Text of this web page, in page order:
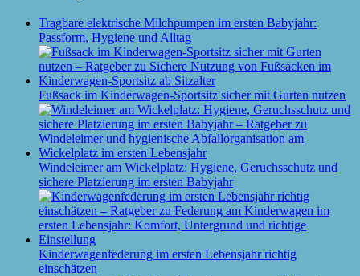
Tragbare elektrische Milchpumpen im ersten Babyjahr:
Passform, Hygiene und Alltag
Fußsack im Kinderwagen-Sportsitz sicher mit Gurten nutzen
Windeleimer am Wickelplatz: Hygiene, Geruchsschutz und
sichere Platzierung im ersten Babyjahr
Kinderwagenfederung im ersten Lebensjahr richtig
einschätzen